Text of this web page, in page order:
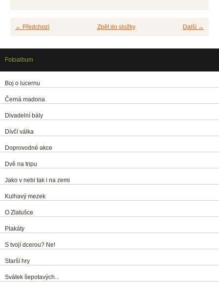
← Předchozí Další →
Zpět do složky
Fotoalbum
Boj o lucernu
Černá madona
Divadelní bály
Dívčí válka
Doprovodné akce
Dvě na tripu
Jako v nebi tak i na zemi
Kulhavý mezek
O Zlatušce
Plakáty
S tvojí dcerou? Ne!
Starší hry
Svátek šepotavých...